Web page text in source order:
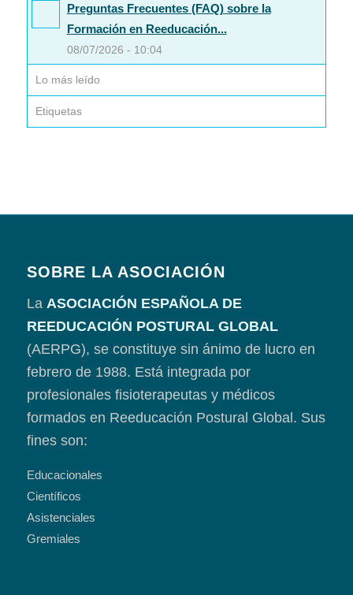
Preguntas Frecuentes (FAQ) sobre la
Formación en Reeducación...
08/07/2026 - 10:04
Lo más leído
Etiquetas
SOBRE LA ASOCIACIÓN
La ASOCIACIÓN ESPAÑOLA DE
REEDUCACIÓN POSTURAL GLOBAL
(AERPG), se constituye sin ánimo de lucro en
febrero de 1988. Está integrada por
profesionales fisioterapeutas y médicos
formados en Reeducación Postural Global. Sus
fines son:
Educacionales
Científicos
Asistenciales
Gremiales